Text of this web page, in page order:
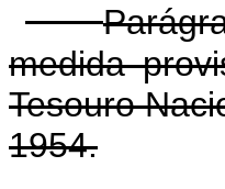
medida
Tesouro
1954.